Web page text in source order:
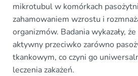
mikrotubul w komórkach
zahamowaniem wzrostu i
organizmów. Badania wykazały,
aktywny przeciwko zarówno
tkankowym, co czyni go
leczenia zakażeń.